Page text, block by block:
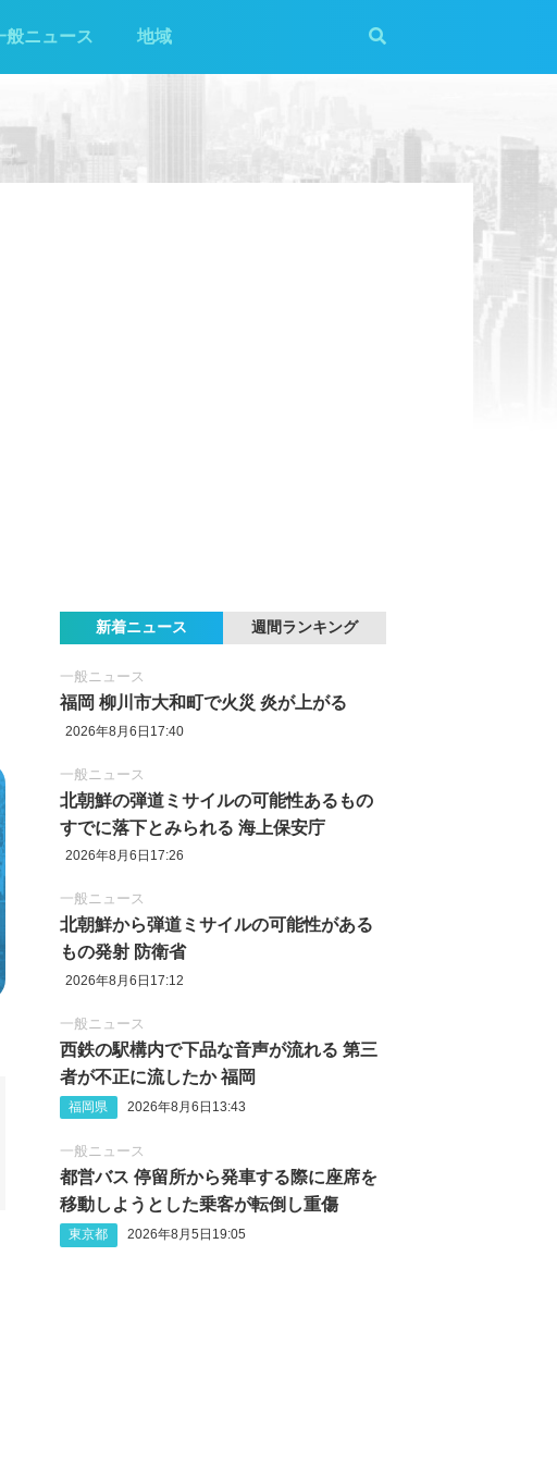
般ニュース 地域
新着ニュース 週間ランキング
一般ニュース
福岡 柳川市大和町で火災 炎が上がる
2026年8月6日17:40
一般ニュース
北朝鮮の弾道ミサイルの可能性あるもの
すでに落下とみられる 海上保安庁
2026年8月6日17:26
一般ニュース
北朝鮮から弾道ミサイルの可能性がある
もの発射 防衛省
2026年8月6日17:12
一般ニュース
西鉄の駅構内で下品な音声が流れる 第三
者が不正に流したか 福岡
福岡県 2026年8月6日13:43
一般ニュース
都営バス 停留所から発車する際に座席を
移動しようとした乗客が転倒し重傷
東京都 2026年8月5日19:05